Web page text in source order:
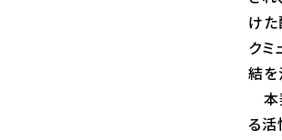
けた
クミ
結を
本
る活